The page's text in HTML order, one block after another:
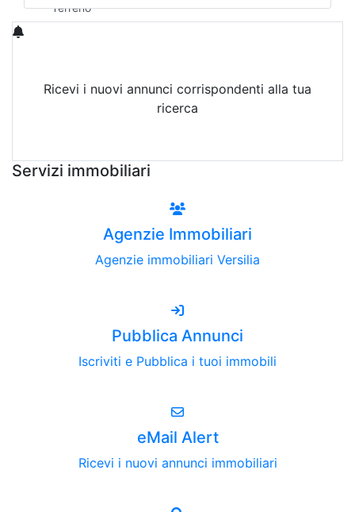
Terreno
Ricevi i nuovi annunci corrispondenti alla tua
ricerca
Servizi immobiliari
Agenzie Immobiliari
Agenzie immobiliari Versilia
Pubblica Annunci
Iscriviti e Pubblica i tuoi immobili
eMail Alert
Ricevi i nuovi annunci immobiliari